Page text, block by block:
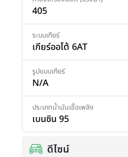
405
ระบบเกียร์
เกียร์ออโต้ 6AT
รูปแบบเกียร์
N/A
ประเภทน้ำมันเชื้อเพลิง
เบนซิน 95
ดีไซน์